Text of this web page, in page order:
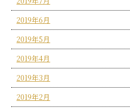
2019年6月
2019年5月
2019年4月
2019年3月
2019年2月